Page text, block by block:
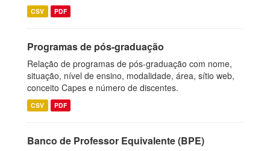
CSV PDF
Programas de pós-graduação
Relação de programas de pós-graduação com nome,
situação, nível de ensino, modalidade, área, sítio web,
conceito Capes e número de discentes.
CSV PDF
Banco de Professor Equivalente (BPE)